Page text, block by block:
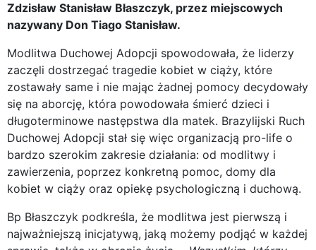
Zdzisław Stanisław Błaszczyk, przez miejscowych
nazywany Don Tiago Stanisław.
Modlitwa Duchowej Adopcji spowodowała, że liderzy
zaczęli dostrzegać tragedie kobiet w ciąży, które
zostawały same i nie mając żadnej pomocy decydowały
się na aborcję, która powodowała śmierć dzieci i
długoterminowe następstwa dla matek. Brazylijski Ruch
Duchowej Adopcji stał się więc organizacją pro-life o
bardzo szerokim zakresie działania: od modlitwy i
zawierzenia, poprzez konkretną pomoc, domy dla
kobiet w ciąży oraz opiekę psychologiczną i duchową.
Bp Błaszczyk podkreśla, że modlitwa jest pierwszą i
najważniejszą inicjatywą, jaką możemy podjąć w każdej